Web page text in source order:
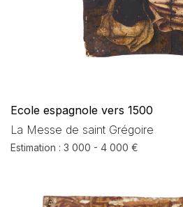
Ecole espagnole vers 1500
La Messe de saint Grégoire
Estimation : 3 000 - 4 000 €